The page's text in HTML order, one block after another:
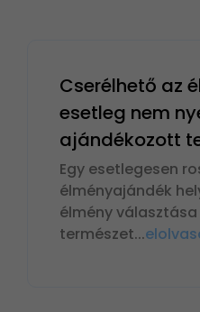
Cserélhető az
esetleg nem
ajándékozott
Egy esetlegesen
élményajándék
élmény választása
természet...